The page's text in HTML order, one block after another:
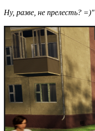
Ну, разве, не прелесть? =)"